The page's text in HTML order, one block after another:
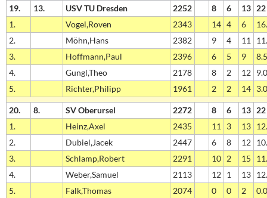
19. 13. USV TU Dresden 2252 8 6 13
1.
Vogel,Roven 2343 14 4 6
2.
Möhn,Hans 2382 9 4 11
3.
Hoffmann,Paul 2396 6 5 9
4.
Gungl,Theo 2178 8 2 12
5.
Richter,Philipp 1961 2 2 14
20. 8. SV Oberursel 2272 8 6 13
1.
Heinz,Axel 2435 11 3 13
2.
Dubiel,Jacek 2447 6 8 12
3.
Schlamp,Robert 2291 10 2 15
4.
Weber,Samuel 2113 12 1 13
5.
Falk,Thomas 2074 0 0 2